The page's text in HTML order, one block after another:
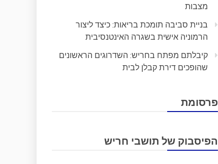
מצבות
בניית סביבה תומכת בריאות: כיצד ליצור
הרמוניה אישית בשגרה האינטנסיבית
קיבלתם מפתח בחריש: השדרוגים הראשונים
שהופכים דירת קבלן לבית
פרסומת
הפיסבוק של תושבי חריש